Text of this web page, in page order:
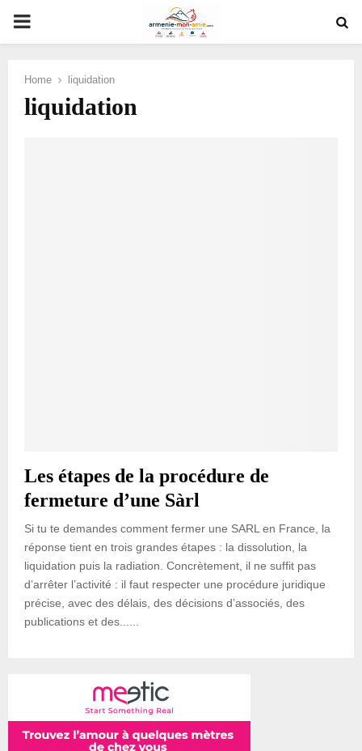
PRIMARY
Home liquidation
liquidation
Les étapes de la procédure de
fermeture d’une Sàrl
Si tu te demandes comment fermer une SARL en France, la
réponse tient en trois grandes étapes : la dissolution, la
liquidation puis la radiation. Concrètement, il ne suffit pas
d’arrêter l’activité : il faut respecter une procédure juridique
précise, avec des délais, des décisions d’associés, des
publications et des......